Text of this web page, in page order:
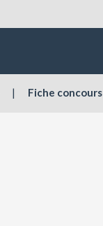
| Fiche concours